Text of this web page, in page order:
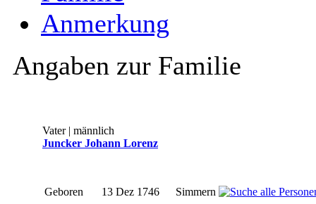
Anmerkung
Angaben zur Familie
Vater | männlich
Juncker Johann Lorenz
Geboren 13 Dez 1746
Simmern